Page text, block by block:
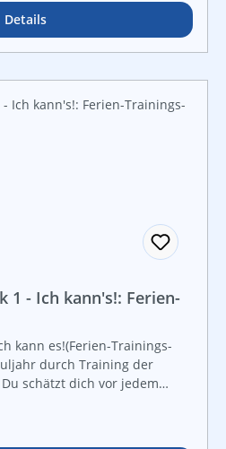
Kärtchen eignet sich für
Details
1 - Ich kann's!: Ferien-
kann es!(Ferien-Trainings-
durch Training der
schätzt dich vor jedem
jedem Kapitel (Vergleich mit